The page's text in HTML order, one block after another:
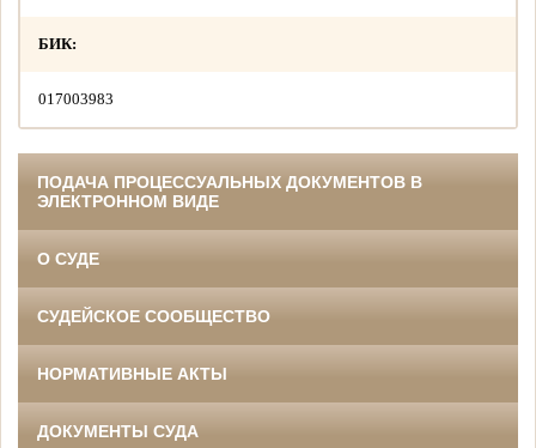
БИК:
017003983
ПОДАЧА ПРОЦЕССУАЛЬНЫХ ДОКУМЕНТОВ В
ЭЛЕКТРОННОМ ВИДЕ
О СУДЕ
СУДЕЙСКОЕ СООБЩЕСТВО
НОРМАТИВНЫЕ АКТЫ
ДОКУМЕНТЫ СУДА